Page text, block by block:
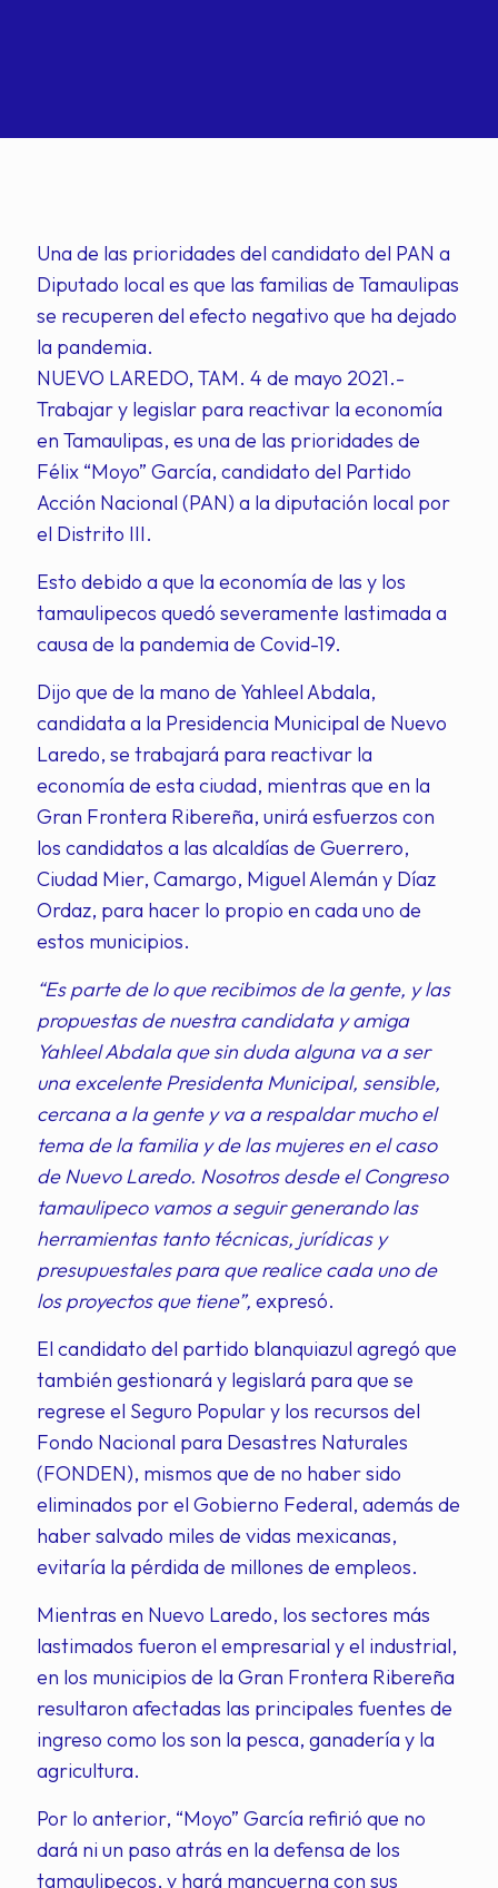
Una de las prioridades del candidato del PAN a
Diputado local es que las familias de Tamaulipas
se recuperen del efecto negativo que ha dejado
la pandemia.
NUEVO LAREDO, TAM. 4 de mayo 2021.-
Trabajar y legislar para reactivar la economía
en Tamaulipas, es una de las prioridades de
Félix “Moyo” García, candidato del Partido
Acción Nacional (PAN) a la diputación local por
el Distrito III.
Esto debido a que la economía de las y los
tamaulipecos quedó severamente lastimada a
causa de la pandemia de Covid-19.
Dijo que de la mano de Yahleel Abdala,
candidata a la Presidencia Municipal de Nuevo
Laredo, se trabajará para reactivar la
economía de esta ciudad, mientras que en la
Gran Frontera Ribereña, unirá esfuerzos con
los candidatos a las alcaldías de Guerrero,
Ciudad Mier, Camargo, Miguel Alemán y Díaz
Ordaz, para hacer lo propio en cada uno de
estos municipios.
“Es parte de lo que recibimos de la gente, y las
propuestas de nuestra candidata y amiga
Yahleel Abdala que sin duda alguna va a ser
una excelente Presidenta Municipal, sensible,
cercana a la gente y va a respaldar mucho el
tema de la familia y de las mujeres en el caso
de Nuevo Laredo. Nosotros desde el Congreso
tamaulipeco vamos a seguir generando las
herramientas tanto técnicas, jurídicas y
presupuestales para que realice cada uno de
los proyectos que tiene”, expresó.
El candidato del partido blanquiazul agregó que
también gestionará y legislará para que se
regrese el Seguro Popular y los recursos del
Fondo Nacional para Desastres Naturales
(FONDEN), mismos que de no haber sido
eliminados por el Gobierno Federal, además de
haber salvado miles de vidas mexicanas,
evitaría la pérdida de millones de empleos.
Mientras en Nuevo Laredo, los sectores más
lastimados fueron el empresarial y el industrial,
en los municipios de la Gran Frontera Ribereña
resultaron afectadas las principales fuentes de
ingreso como los son la pesca, ganadería y la
agricultura.
Por lo anterior, “Moyo” García refirió que no
dará ni un paso atrás en la defensa de los
tamaulipecos, y hará mancuerna con sus